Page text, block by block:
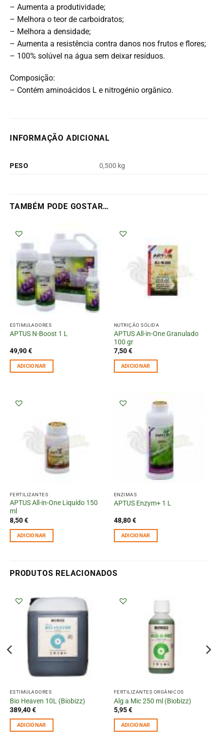
– Aumenta a produtividade;
– Melhora o teor de carboidratos;
– Melhora a densidade;
– Aumenta a resistência contra danos nos frutos e flores;
– 100% solúvel na água sem deixar resíduos.
Composição:
– Contém aminoácidos L e nitrogénio orgânico.
INFORMAÇÃO ADICIONAL
PESO 0,500 kg
TAMBÉM PODE GOSTAR…
ESTIMULADORES
APTUS N-Boost 1 L
49,90€
ADICIONAR
NUTRIÇÃO SÓLIDA
APTUS All-in-One Granulado
100 gr
7,50€
ADICIONAR
FERTILIZANTES
APTUS All-in-One Liquído 150
ml
8,50€
ADICIONAR
ENZIMAS
APTUS Enzym+ 1 L
48,80€
ADICIONAR
PRODUTOS RELACIONADOS
ESTIMULADORES
Bio Heaven 10L (Biobizz)
389,40€
ADICIONAR
FERTILIZANTES ORGÂNICOS
Alg a Mic 250 ml (Biobizz)
5,95€
ADICIONAR